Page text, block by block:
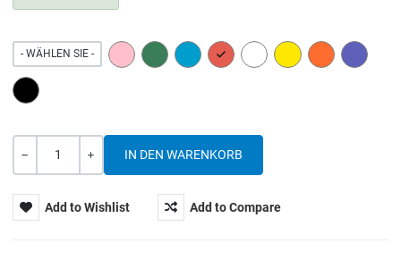
- WÄHLEN SIE - PINK GREEN BLUE RED WHITE YELLOW ORANGEPURPLE
BLACK
Add to Wishlist Add to Compare